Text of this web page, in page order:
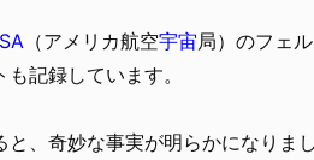
（アメリカ航空宇宙局）のフェル
記録しています。
と、奇妙な事実が明らかになりまし